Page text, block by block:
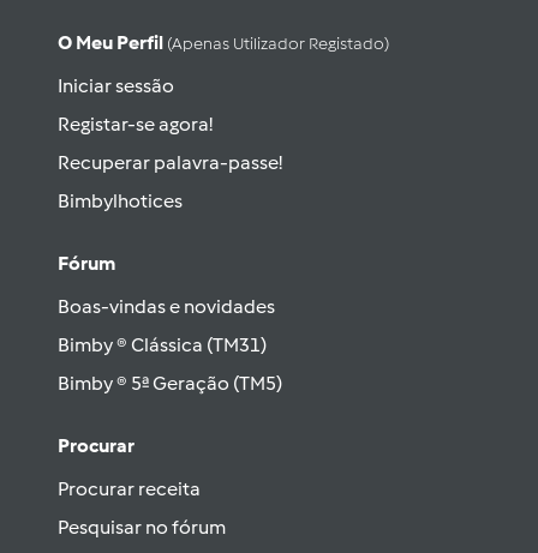
O Meu Perfil (apenas Utilizador Registado)
Iniciar sessão
Registar-se agora!
Recuperar palavra-passe!
Bimbylhotices
Fórum
Boas-vindas e novidades
Bimby ® Clássica (TM31)
Bimby ® 5ª Geração (TM5)
Procurar
Procurar receita
Pesquisar no fórum